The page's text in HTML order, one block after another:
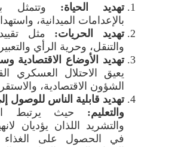
تهديد الحياة: وتتمثل
بالإعدامات الميدانية،
تهديد الحريات: مثل
والتنقل، وحرية الرأي
تهديد الأوضاع الاقتصادية
يعيق الاحتلال العسكري
الشؤون الاقتصادية،
تهديد قابلية الناس للوصول
والتعليم: حيث يرتبط
والتشريد اللذان يؤديان
في الحصول على الغذاء